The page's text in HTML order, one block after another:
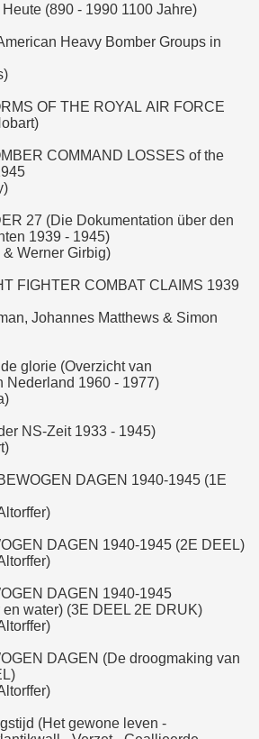
(890 - 1990 1100 Jahre)
Heavy Bomber Groups in
OF THE ROYAL AIR FORCE
COMMAND LOSSES of the
27 (Die Dokumentation über den
1939 - 1945)
Werner Girbig)
FIGHTER COMBAT CLAIMS 1939
Johannes Matthews & Simon
glorie (Overzicht van
Nederland 1960 - 1977)
NS-Zeit 1933 - 1945)
DAGEN 1940-1945 (1E
DAGEN 1940-1945 (2E DEEL)
DAGEN 1940-1945
water) (3E DEEL 2E DRUK)
DAGEN (De droogmaking van
(Het gewone leven -